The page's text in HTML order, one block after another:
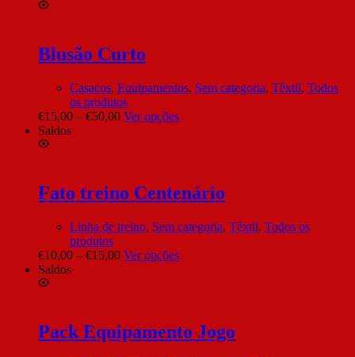
Blusão Curto
Casacos, Equipamentos, Sem categoria, Têxtil, Todos
os produtos
€15,00 – €50,00 Ver opções
Saldos
Fato treino Centenário
Linha de treino, Sem categoria, Têxtil, Todos os
produtos
€10,00 – €15,00 Ver opções
Saldos
Pack Equipamento Jogo